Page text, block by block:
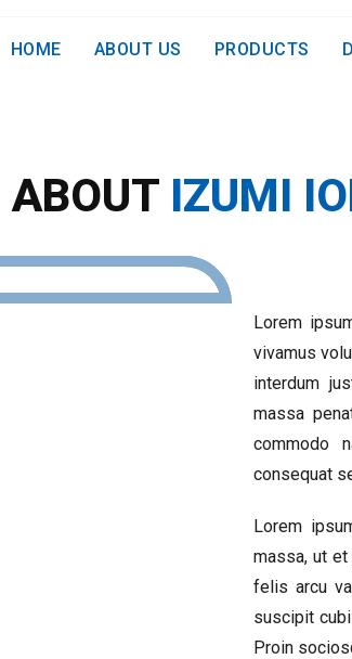
HOME ABOUT US PRODUCTS
ABOUT IZUMI
Lorem
vivamus
interdum
massa
commodo
consequat
Lorem
massa, ut et
felis arcu
suscipit
Proin